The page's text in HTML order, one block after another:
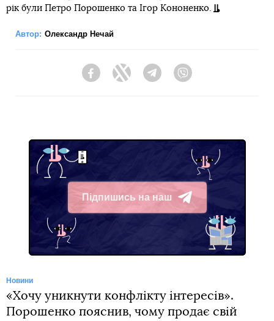
рік були Петро Порошенко та Ігор Кононенко.
Автор: Олександр Нечай
FacebookTwitter Telegram
Підпишись на наш
Telegram
Новини
«Хочу уникнути конфлікту інтересів».
Порошенко пояснив, чому продає свій